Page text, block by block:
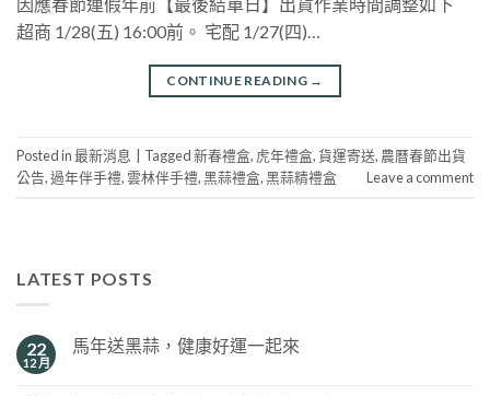
超商 1/28(五) 16:00前。 宅配 1/27(四)…
CONTINUE READING →
Posted in最新消息 Tagged新春禮盒, 虎年禮盒, 貨運寄送, 農曆春節出貨
公告,過年伴手禮,雲林伴手禮,黑蒜禮盒,黑蒜精禮盒 Leave a comment
LATEST POSTS
22
12 月
馬年送黑蒜，健康好運一起來